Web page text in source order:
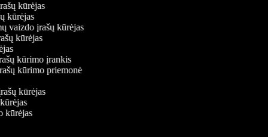
kūrėjas
kūrėjas
vaizdo įrašų kūrėjas
kūrėjas
kūrimo įrankis
kūrimo priemonė
kūrėjas
kūrėjas